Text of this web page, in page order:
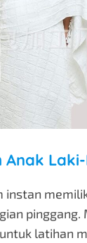
instan
pinggang.
latihan